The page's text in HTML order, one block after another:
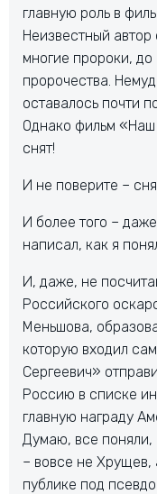
главную роль в
Неизвестный
многие пророки, до
пророчества.
оставалось почти
Однако фильм «Наш
снят!
И не поверите –
И более того –
написал, как я
И, даже, не
Российского
Меньшова,
которую входил
Сергеевич»
Россию в списке
главную награду
Думаю, все поняли,
– вовсе не Хрущев,
публике под